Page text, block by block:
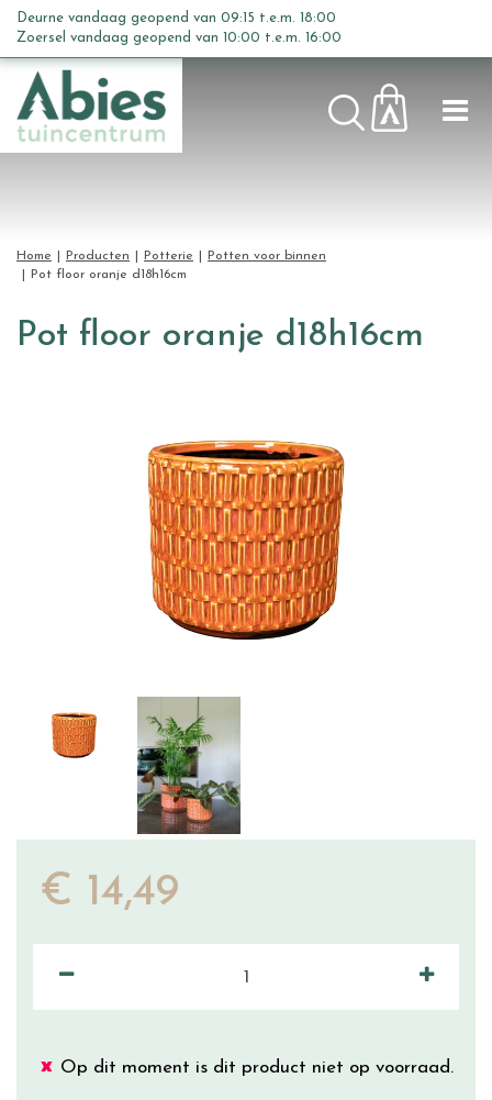
n
Home Producten Potterie
Potten voor binnen
Pot floor oranje d18h16cm
Deurne vandaag geopend van 09:15 t.e.m. 18:00
Zoersel vandaag geopend van 10:00 t.e.m. 16:00
Pot floor oranje d18h16cm
€ 14,49
Op dit moment is dit product niet op voorraad.